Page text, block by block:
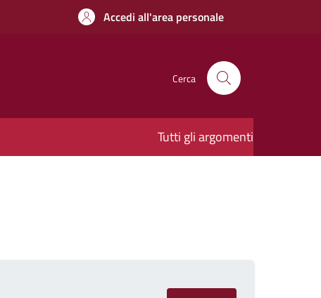
Accedi all'area personale
Cerca
Tutti gli argomenti